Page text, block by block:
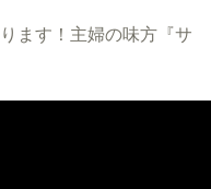
ます！主婦の味方『サ